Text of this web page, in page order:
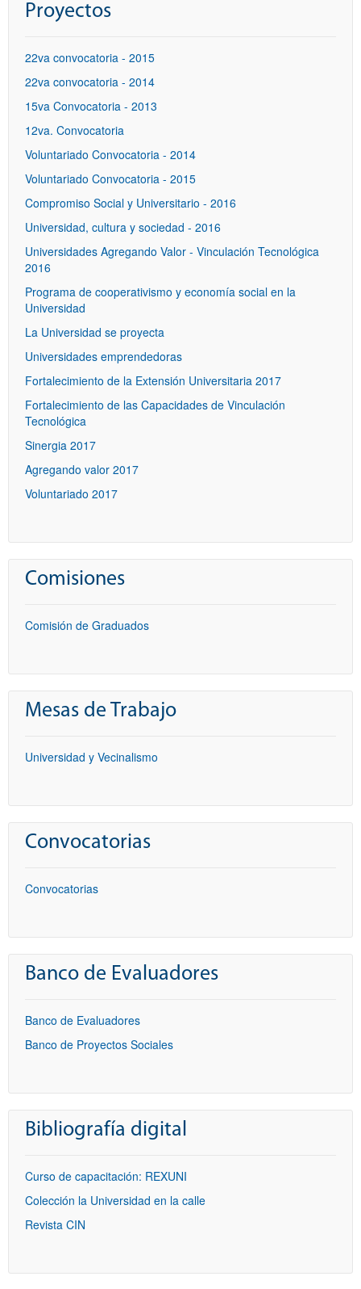
Proyectos
22va convocatoria - 2015
22va convocatoria - 2014
15va Convocatoria - 2013
12va. Convocatoria
Voluntariado Convocatoria - 2014
Voluntariado Convocatoria - 2015
Compromiso Social y Universitario - 2016
Universidad, cultura y sociedad - 2016
Universidades Agregando Valor - Vinculación Tecnológica
2016
Programa de cooperativismo y economía social en la
Universidad
La Universidad se proyecta
Universidades emprendedoras
Fortalecimiento de la Extensión Universitaria 2017
Fortalecimiento de las Capacidades de Vinculación
Tecnológica
Sinergia 2017
Agregando valor 2017
Voluntariado 2017
Comisiones
Comisión de Graduados
Mesas de Trabajo
Universidad y Vecinalismo
Convocatorias
Convocatorias
Banco de Evaluadores
Banco de Evaluadores
Banco de Proyectos Sociales
Bibliografía digital
Curso de capacitación: REXUNI
Colección la Universidad en la calle
Revista CIN